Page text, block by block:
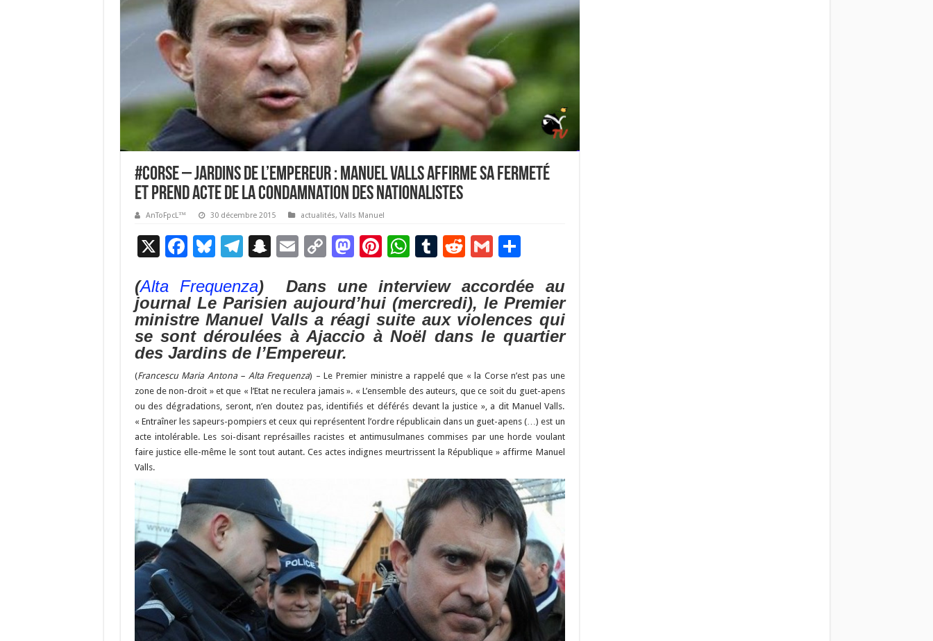
#corse – Jardins de l’Empereur : Manuel Valls affirme sa fermeté
et prend acte de la condamnation des nationalistes
AnToFpcL™ 30 décembre 2015 actualités, Valls Manuel
X F
e
b
o
o
k
Bl
es
ky
T
e
gr
a
m
S
p
c
h
at
E
ai
l
C
p
y
Li
n
k
M
to
d
o
Pi
er
es
t
W
at
sA
p
T
m
bl
r
R
d
di
t
G
ai
l
P
ta
g
er
(Alta Frequenza) Dans une interview accordée au
journal Le Parisien aujourd’hui (mercredi), le Premier
ministre Manuel Valls a réagi suite aux violences qui
se sont déroulées à Ajaccio à Noël dans le quartier
des Jardins de l’Empereur.
(Francescu Maria Antona – Alta Frequenza) – Le Premier ministre a rappelé que « la Corse n’est pas une
zone de non-droit » et que « l’Etat ne reculera jamais ». « L’ensemble des auteurs, que ce soit du guet-apens
ou des dégradations, seront, n’en doutez pas, identifiés et déférés devant la justice », a dit Manuel Valls.
« Entraîner les sapeurs-pompiers et ceux qui représentent l’ordre républicain dans un guet-apens (…) est un
acte intolérable. Les soi-disant représailles racistes et antimusulmanes commises par une horde voulant
faire justice elle-même le sont tout autant. Ces actes indignes meurtrissent la République » affirme Manuel
Valls.